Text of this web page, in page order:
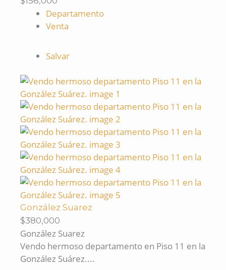
Departamento
Venta
Salvar
González Suarez
$380,000
González Suarez
Vendo hermoso departamento en Piso 11 en la
González Suárez....